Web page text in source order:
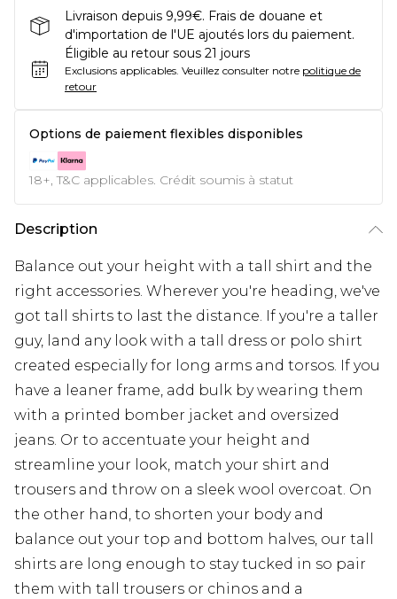
Livraison depuis 9,99€. Frais de douane et
d'importation de l'UE ajoutés lors du paiement.
Éligible au retour sous 21 jours
Exclusions applicables. Veuillez consulter notre politique de
retour
Options de paiement flexibles disponibles
18+, T&C applicables. Crédit soumis à statut
Description
Balance out your height with a tall shirt and the
right accessories. Wherever you're heading, we've
got tall shirts to last the distance. If you're a taller
guy, land any look with a tall dress or polo shirt
created especially for long arms and torsos. If you
have a leaner frame, add bulk by wearing them
with a printed bomber jacket and oversized
jeans. Or to accentuate your height and
streamline your look, match your shirt and
trousers and throw on a sleek wool overcoat. On
the other hand, to shorten your body and
balance out your top and bottom halves, our tall
shirts are long enough to stay tucked in so pair
them with tall trousers or chinos and a